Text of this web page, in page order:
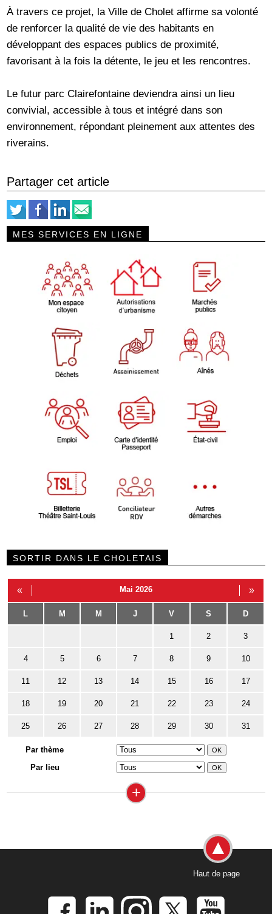
À travers ce projet, la Ville de Cholet affirme sa volonté
de renforcer la qualité de vie des habitants en
développant des espaces publics de proximité,
favorisant à la fois la détente, le jeu et les rencontres.
Le futur parc Clairefontaine deviendra ainsi un lieu
convivial, accessible à tous et intégré dans son
environnement, répondant pleinement aux attentes des
riverains.
Partager cet article
MES SERVICES EN LIGNE
SORTIR DANS LE CHOLETAIS
« Mai 2026 »
L M M J V S D
1 2 3
4 5 6 7 8 9 10
11 12 13 14 15 16 17
18 19 20 21 22 23 24
25 26 27 28 29 30 31
Par thème
Par lieu
+
Haut de page